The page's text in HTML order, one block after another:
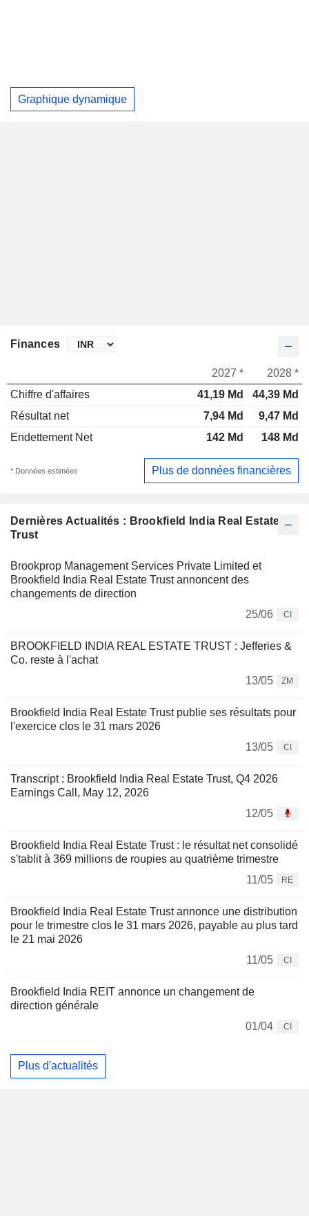
Graphique dynamique
Dernières Actualités : Brookfield India Real Estate
Trust
Brookprop Management Services Private Limited et
Brookfield India Real Estate Trust annoncent des
changements de direction
25/06
CI
BROOKFIELD INDIA REAL ESTATE TRUST : Jefferies &
Co. reste à l'achat
13/05
ZM
Brookfield India Real Estate Trust publie ses résultats pour
l'exercice clos le 31 mars 2026
13/05
CI
Transcript : Brookfield India Real Estate Trust, Q4 2026
Earnings Call, May 12, 2026
12/05
Brookfield India Real Estate Trust : le résultat net consolidé
s'tablit à 369 millions de roupies au quatrième trimestre
11/05
RE
Brookfield India Real Estate Trust annonce une distribution
pour le trimestre clos le 31 mars 2026, payable au plus tard
le 21 mai 2026
11/05
CI
Brookfield India REIT annonce un changement de
direction générale
01/04
CI
Plus d'actualités
Finances
2027 *
2028 *
Chiffre d'affaires
41,19 Md
44,39 Md
Résultat net
7,94 Md
9,47 Md
Endettement Net
142 Md 148 Md
* Données estimées Plus de données financières